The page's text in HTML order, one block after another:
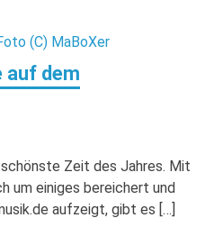
auf dem
Zeit des Jahres. Mit
um einiges bereichert und
aufzeigt, gibt es […]